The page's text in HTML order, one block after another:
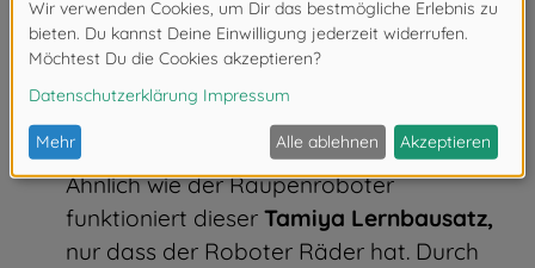
Auch das Heben der Arme während der
Fahrt ist möglich.Der Raupenroboter ist
für alle Bastler und Programmierer ein
absolutes Highlight.
STEM Microcomputer Roboter (Rad):
Ähnlich wie der Raupenroboter
funktioniert dieser Tamiya Lernbausatz,
nur dass der Roboter Räder hat. Durch